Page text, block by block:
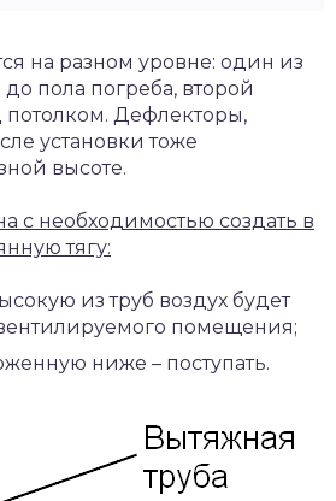
на разном уровне: один из
пола погреба, второй
потолком. Дефлекторы,
установки тоже
высоте.
с необходимостью создать в
тягу:
из труб воздух будет
помещения;
ниже – поступать.